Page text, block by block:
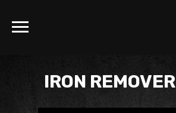
IRON REMOVER